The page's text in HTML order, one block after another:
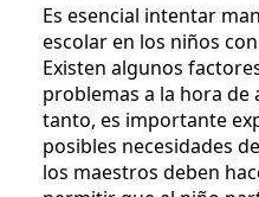
Es esencial intentar
escolar en los niños
Existen algunos
problemas a la hora de
tanto, es importante
posibles necesidades
los maestros deben